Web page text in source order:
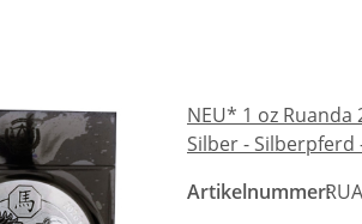
NEU* 1 oz Ruanda
Silber - Silberpferd
Artikelnummer: